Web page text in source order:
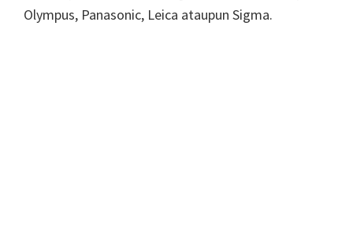
Olympus, Panasonic, Leica ataupun Sigma.